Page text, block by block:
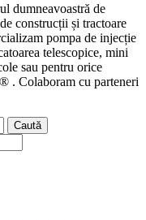
dumneavoastră de
construcții și tractoare
pompa de injecție
telescopice, mini
sau pentru orice
. Colaboram cu parteneri